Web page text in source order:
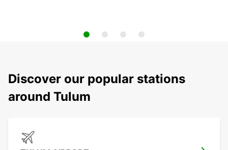
Discover our popular stations
around Tulum